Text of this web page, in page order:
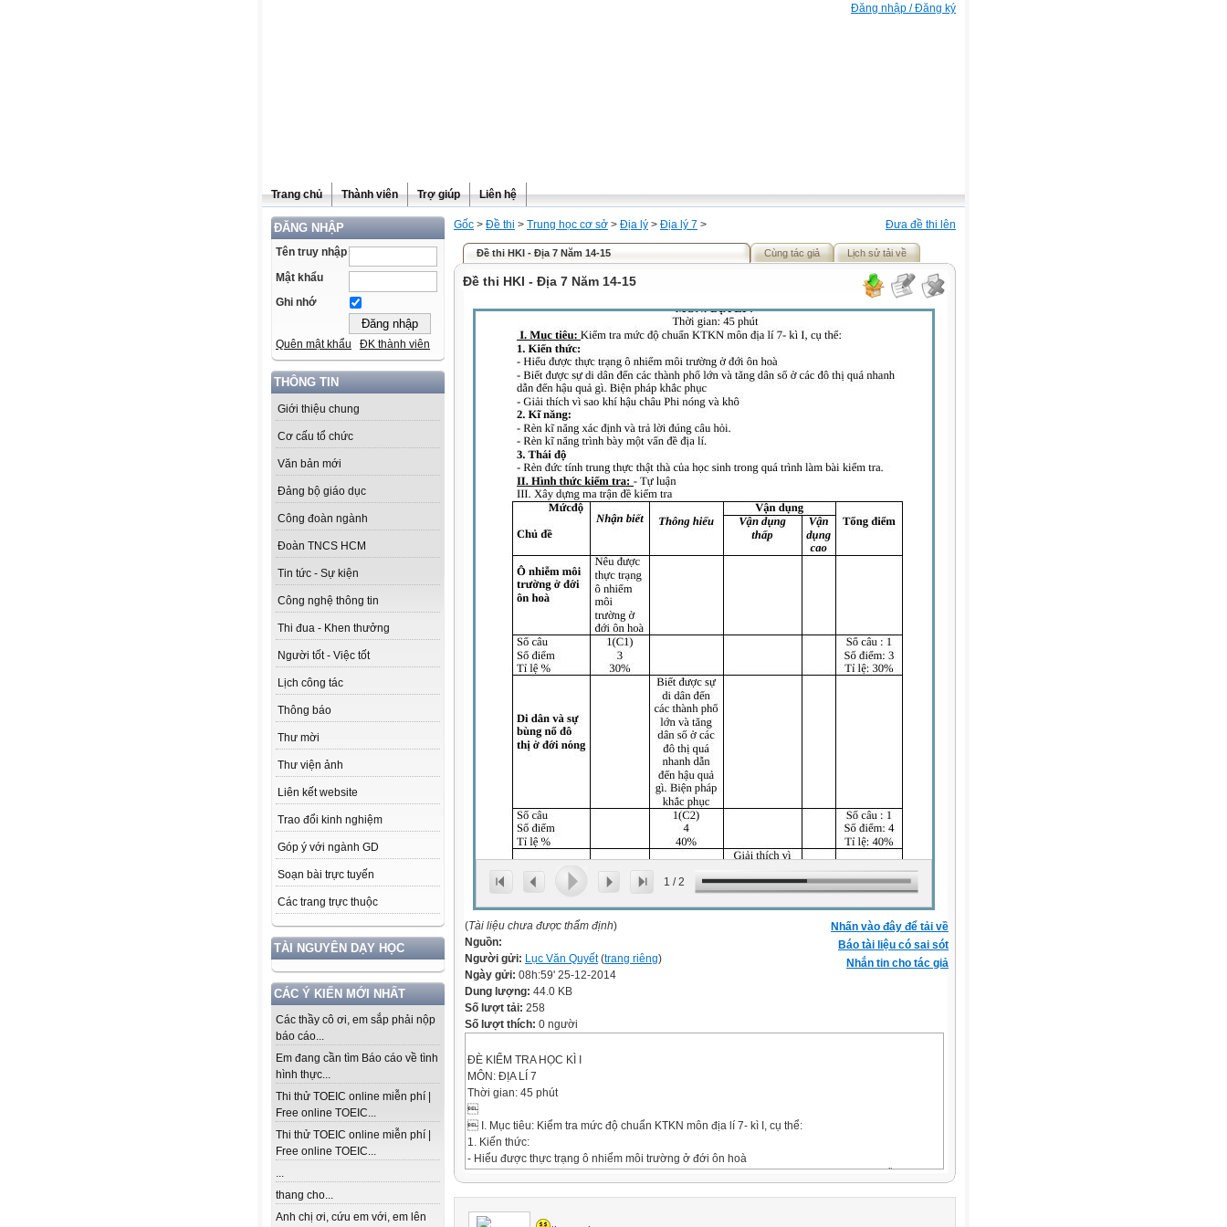
Đăng nhập / Đăng ký
Trang chủ Thành viên Trợ giúp Liên hệ
ĐĂNG NHẬP
Tên truy nhập
Mật khẩu
Ghi nhớ
Quên mật khẩu ĐK thành viên
THÔNG TIN
Giới thiệu chung
Cơ cấu tổ chức
Văn bản mới
Đảng bộ giáo dục
Công đoàn ngành
Đoàn TNCS HCM
Tin tức - Sự kiện
Công nghệ thông tin
Thi đua - Khen thưởng
Người tốt - Việc tốt
Lịch công tác
Thông báo
Thư mời
Thư viện ảnh
Liên kết website
Trao đổi kinh nghiệm
Góp ý với ngành GD
Soạn bài trực tuyến
Các trang trực thuộc
TÀI NGUYÊN DẠY HỌC
CÁC Ý KIẾN MỚI NHẤT
Các thầy cô ơi, em sắp phải nộp
báo cáo...
Em đang cần tìm Báo cáo về tình
hình thực...
Thi thử TOEIC online miễn phí |
Free online TOEIC...
Thi thử TOEIC online miễn phí |
Free online TOEIC...
...
thang cho...
Anh chị ơi, cứu em với, em lên
Đưa đề thi lên
Gốc > Đề thi > Trung học cơ sở > Địa lý > Địa lý 7 >
Đề thi HKI - Địa 7 Năm 14-15 Cùng tác giả Lịch sử tải về
Đề thi HKI - Địa 7 Năm 14-15
1 /2
Nhấn vào đây để tải về
Báo tài liệu có sai sót
Nhắn tin cho tác giả
(Tài liệu chưa được thẩm định)
Nguồn:
Người gửi: Lục Văn Quyết(trang riêng)
Ngày gửi: 08h:59' 25-12-2014
Dung lượng: 44.0 KB
Số lượt tải: 258
Số lượt thích: 0 người
ĐÈ KIỂM TRA HỌC KÌ I
MÔN: ĐỊA LÍ 7
Thời gian: 45 phút

 I. Mục tiêu: Kiểm tra mức độ chuẩn KTKN môn địa lí 7- kì I, cụ thể:
1. Kiến thức:
- Hiểu được thực trạng ô nhiểm môi trường ở đới ôn hoà
2. Kĩ năng: